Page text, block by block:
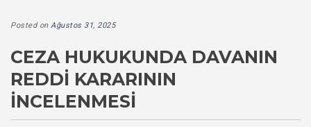
Posted on Ağustos 31, 2025
CEZA HUKUKUNDA DAVANIN
REDDI KARARININ
İNCELENMESI